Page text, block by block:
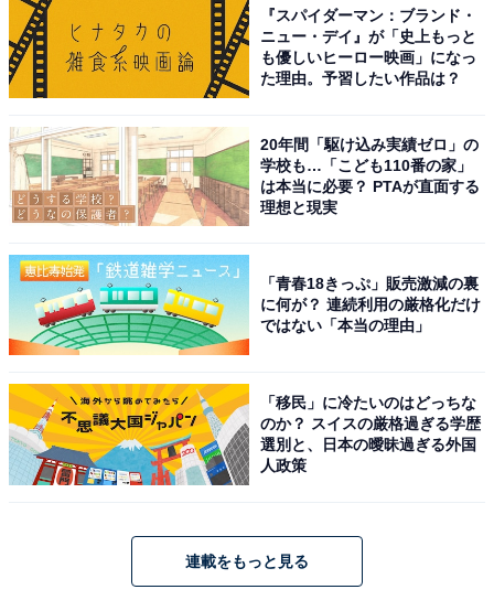
こちらもおすすめ
夏に行きたい「香川県の絶景ドライブスポッ
ト」ランキング！ 「道の駅 小豆島オリーブ公
園」周辺ルートを抑えた1位は？
1 2
『スパイダーマン：ブランド・
ニュー・デイ』が「史上もっと
も優しいヒーロー映画」になっ
た理由。予習したい作品は？
20年間「駆け込み実績ゼロ」の
学校も…「こども110番の家」
は本当に必要？ PTAが直面する
理想と現実
「青春18きっぷ」販売激減の裏
に何が？ 連続利用の厳格化だけ
ではない「本当の理由」
「移民」に冷たいのはどっちな
のか？ スイスの厳格過ぎる学歴
選別と、日本の曖昧過ぎる外国
人政策
連載をもっと見る